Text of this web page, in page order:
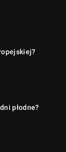
płodne?